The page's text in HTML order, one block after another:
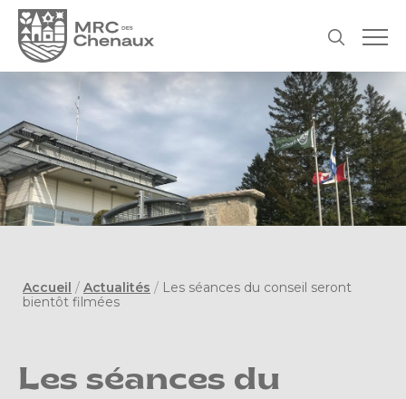
Accueil / Actualités / Les séances du conseil seront
bientôt filmées
Les séances du